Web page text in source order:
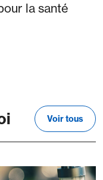
la santé
Voir tous